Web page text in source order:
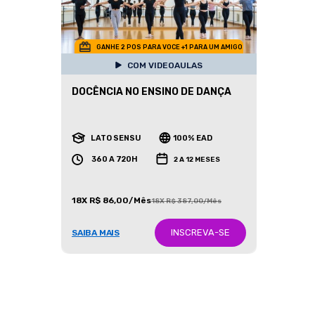
GANHE 2 POS PARA VOCE +1 PARA UM AMIGO
COM VIDEOAULAS
DOCÊNCIA NO ENSINO DE DANÇA
LATO SENSU 100% EAD
360 A 720H 2 A 12 MESES
18X R$ 86,00/Mês18X R$ 387,00/Mês
SAIBA MAIS INSCREVA-SE